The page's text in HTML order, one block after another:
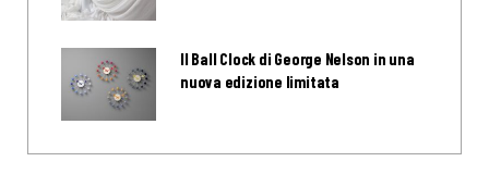
Il Ball Clock di George Nelson in una
nuova edizione limitata